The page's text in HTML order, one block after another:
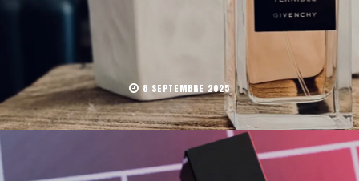
8 SEPTEMBRE 2025